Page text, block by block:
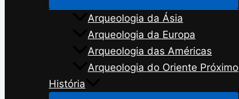
Arqueologia da Ásia
Arqueologia da Europa
Arqueologia das Américas
Arqueologia do Oriente Próximo
História